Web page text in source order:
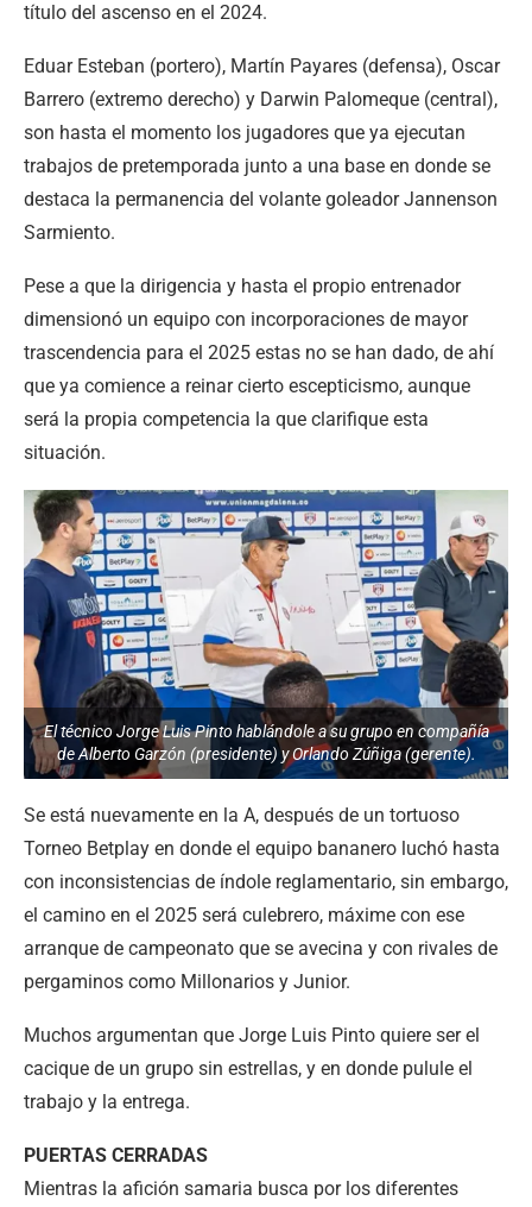
título del ascenso en el 2024.
Eduar Esteban (portero), Martín Payares (defensa), Oscar
Barrero (extremo derecho) y Darwin Palomeque (central),
son hasta el momento los jugadores que ya ejecutan
trabajos de pretemporada junto a una base en donde se
destaca la permanencia del volante goleador Jannenson
Sarmiento.
Pese a que la dirigencia y hasta el propio entrenador
dimensionó un equipo con incorporaciones de mayor
trascendencia para el 2025 estas no se han dado, de ahí
que ya comience a reinar cierto escepticismo, aunque
será la propia competencia la que clarifique esta
situación.
El técnico Jorge Luis Pinto hablándole a su grupo en compañía
de Alberto Garzón (presidente) y Orlando Zúñiga (gerente).
Se está nuevamente en la A, después de un tortuoso
Torneo Betplay en donde el equipo bananero luchó hasta
con inconsistencias de índole reglamentario, sin embargo,
el camino en el 2025 será culebrero, máxime con ese
arranque de campeonato que se avecina y con rivales de
pergaminos como Millonarios y Junior.
Muchos argumentan que Jorge Luis Pinto quiere ser el
cacique de un grupo sin estrellas, y en donde pulule el
trabajo y la entrega.
PUERTAS CERRADAS
Mientras la afición samaria busca por los diferentes